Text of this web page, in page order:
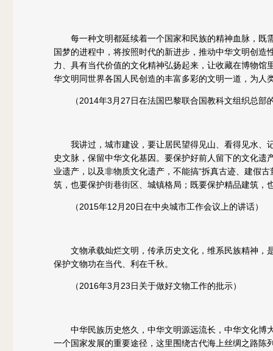
每一种文明都延续着一个国家和民族的精神血脉，既
国梦的进程中，将按照时代的新进步，推动中华文明创
力、具有当代价值的文化精神弘扬起来，让收藏在博物
华文明同世界各国人民创造的丰富多彩的文明一道，为人
（2014年3月27日在法国巴黎联合国教科文组织总部
我讲过，城市建设，要让居民望得见山、看得见水、
史文脉，保留中华文化基因。要保护好前人留下的文化
业遗产，以及非物质文化遗产，不能搞“拆真古迹、建假
筑，也要保护街巷街区、城镇格局；既要保护精品建筑
（2015年12月20日在中央城市工作会议上的讲话）
文物承载灿烂文明，传承历史文化，维系民族精神，
保护文物功在当代、利在千秋。
（2016年3月23日关于做好文物工作的批示）
中华民族历史悠久，中华文明源远流长，中华文化博
一个国家发展的重要途径，这里围绕古代海上丝绸之路